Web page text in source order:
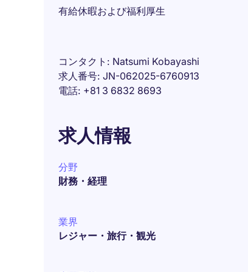
有給休暇および福利厚生
コンタクト
Natsumi Kobayashi
求人番号 JN-062025-6760913
電話 +81 3 6832 8693
求人情報
分野
財務・経理
業界
レジャー・旅行・観光